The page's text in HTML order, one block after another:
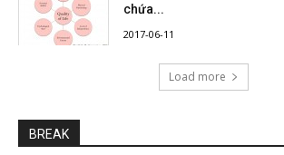
chứa...
2017-06-11
Load more
BREAK